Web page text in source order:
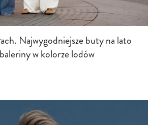
Najwygodniejsze buty na lato
w kolorze lodów